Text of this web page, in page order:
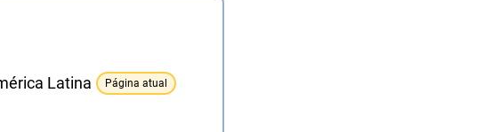
Latina Página atual